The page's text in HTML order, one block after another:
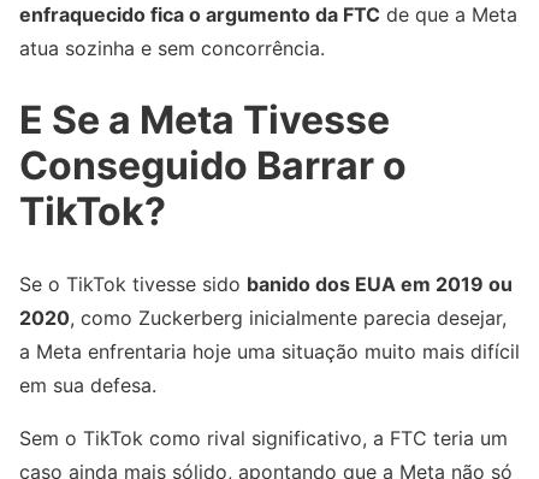
enfraquecido fica o argumento da FTC de que a Meta
atua sozinha e sem concorrência.
E Se a Meta Tivesse
Conseguido Barrar o
TikTok?
Se o TikTok tivesse sido banido dos EUA em 2019 ou
2020, como Zuckerberg inicialmente parecia desejar,
a Meta enfrentaria hoje uma situação muito mais difícil
em sua defesa.
Sem o TikTok como rival significativo, a FTC teria um
caso ainda mais sólido, apontando que a Meta não só